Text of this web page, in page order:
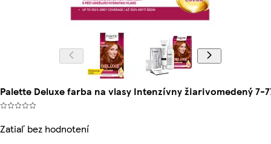
Palette Deluxe farba na vlasy Intenzívny žiarivomedený 7-
Zatiaľ bez hodnotení